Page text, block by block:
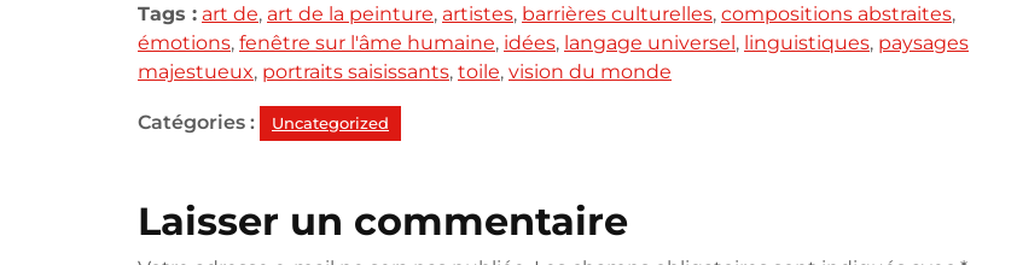
Tags : art de, art de la peinture, artistes, barrières culturelles, compositions abstraites,
émotions, fenêtre sur l'âme humaine, idées, langage universel, linguistiques, paysages
majestueux, portraits saisissants, toile, vision du monde
Catégories : Uncategorized
Laisser un commentaire